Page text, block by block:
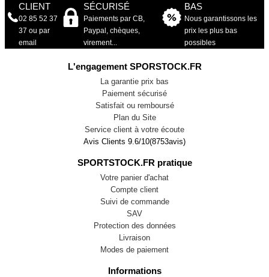
CLIENT
02 85 52 37
37 ou par
email
SÉCURISÉ
Paiements par CB,
Paypal, chèques,
virement...
BAS
Nous garantissons les
prix les plus bas
possibles
L'engagement SPORSTOCK.FR
La garantie prix bas
Paiement sécurisé
Satisfait ou remboursé
Plan du Site
Service client à votre écoute
Avis Clients 9.6/10(8753avis)
SPORTSTOCK.FR pratique
Votre panier d'achat
Compte client
Suivi de commande
SAV
Protection des données
Livraison
Modes de paiement
Informations